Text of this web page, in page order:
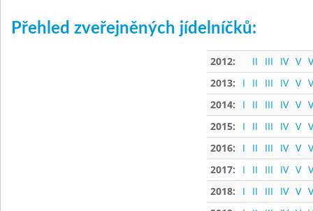
Přehled zveřejněných jídelníčků:
2012: II III IV V
2013:
I II III IV V
2014:
I II III IV V
2015:
I II III IV V
2016:
I II III IV V
2017:
I II III IV V
2018:
I II III IV V